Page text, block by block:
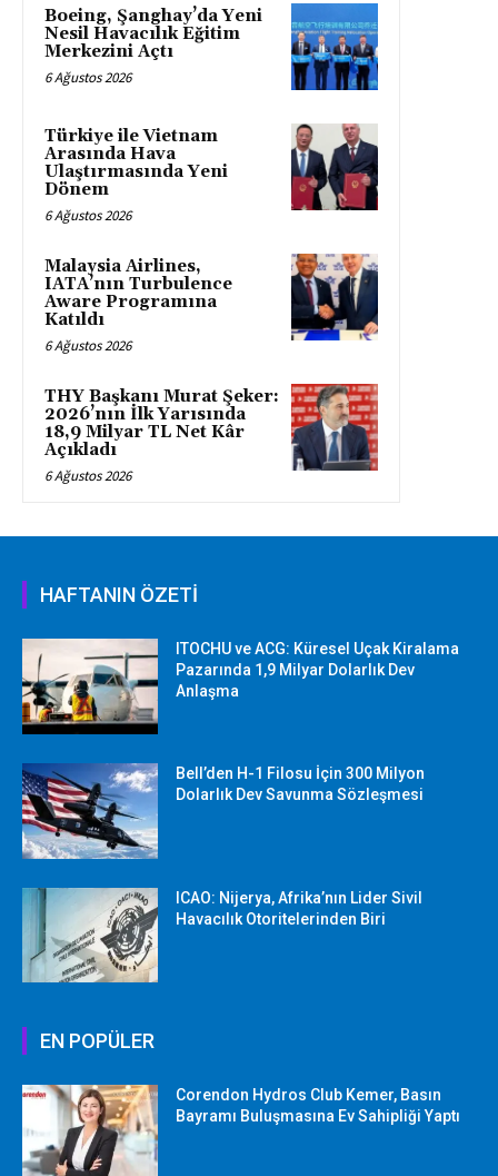
Boeing, Şanghay’da Yeni
Nesil Havacılık Eğitim
Merkezini Açtı
6 Ağustos 2026
Türkiye ile Vietnam
Arasında Hava
Ulaştırmasında Yeni
Dönem
6 Ağustos 2026
Malaysia Airlines,
IATA’nın Turbulence
Aware Programına
Katıldı
6 Ağustos 2026
THY Başkanı Murat Şeker:
2026’nın İlk Yarısında
18,9 Milyar TL Net Kâr
Açıkladı
6 Ağustos 2026
HAFTANIN ÖZETİ
ITOCHU ve ACG: Küresel Uçak Kiralama
Pazarında 1,9 Milyar Dolarlık Dev
Anlaşma
Bell’den H-1 Filosu İçin 300 Milyon
Dolarlık Dev Savunma Sözleşmesi
ICAO: Nijerya, Afrika’nın Lider Sivil
Havacılık Otoritelerinden Biri
EN POPÜLER
Corendon Hydros Club Kemer, Basın
Bayramı Buluşmasına Ev Sahipliği Yaptı